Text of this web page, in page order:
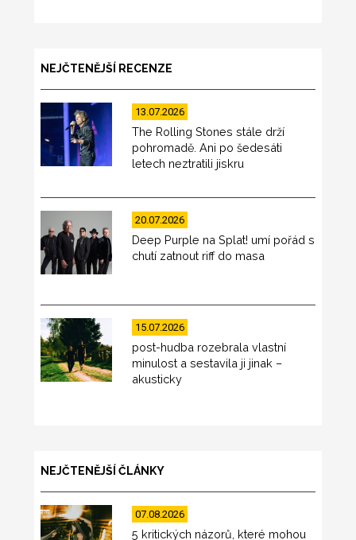
NEJČTENĚJŠÍ RECENZE
13.07.2026
The Rolling Stones stále drží
pohromadě. Ani po šedesáti
letech neztratili jiskru
20.07.2026
Deep Purple na Splat! umí pořád s
chutí zatnout riff do masa
15.07.2026
post-hudba rozebrala vlastní
minulost a sestavila ji jinak –
akusticky
NEJČTENĚJŠÍ ČLÁNKY
07.08.2026
5 kritických názorů, které mohou